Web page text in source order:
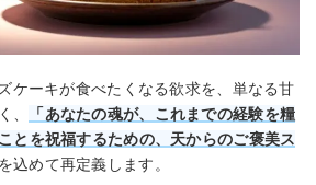
ケーキが食べたくなる欲求を、単なる甘
、
「あなたの魂が、これまでの経験を糧
とを祝福するための、天からのご褒美ス
込めて再定義します。